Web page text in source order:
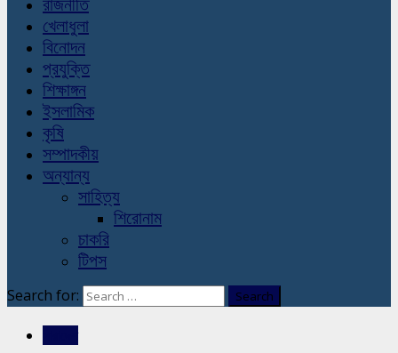
রাজনীতি
খেলাধুলা
বিনোদন
প্রযুক্তি
শিক্ষাঙ্গন
ইসলামিক
কৃষি
সম্পাদকীয়
অন্যান্য
সাহিত্য
শিরোনাম
চাকরি
টিপস
Search for: